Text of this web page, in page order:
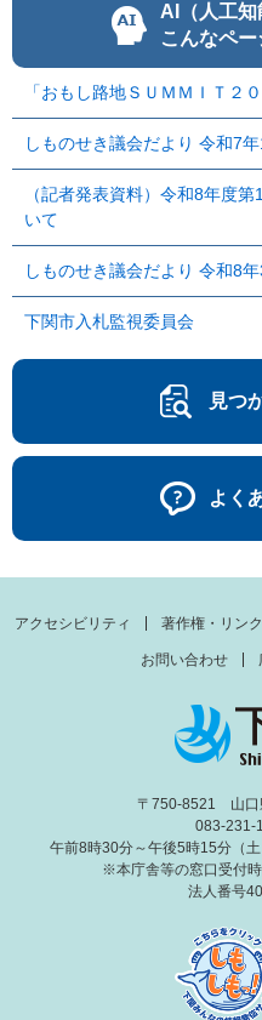
AI（人工知
こんなペ
「おもし路地ＳＵＭＭＩＴ２
しものせき議会だより 令和7
（記者発表資料）令和8年度
いて
しものせき議会だより 令和8
下関市入札監視委員会
見つ
よく
アクセシビリティ 著作権・リンク
お問い合わせ
〒750-8521 山口
083-231-
午前8時30分～午後5時15分（
※本庁舎等の窓口受付
法人番号